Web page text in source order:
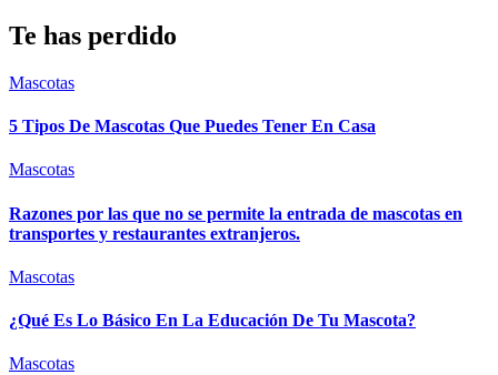
Te has perdido
Mascotas
5 Tipos De Mascotas Que Puedes Tener En Casa
Mascotas
Razones por las que no se permite la entrada de mascotas en
transportes y restaurantes extranjeros.
Mascotas
¿Qué Es Lo Básico En La Educación De Tu Mascota?
Mascotas